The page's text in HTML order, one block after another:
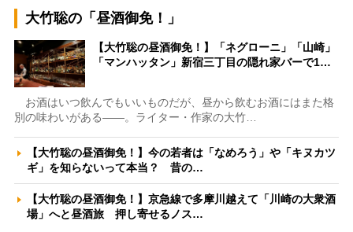
大竹聡の「昼酒御免！」
【大竹聡の昼酒御免！】「ネグローニ」「山崎」
「マンハッタン」新宿三丁目の隠れ家バーで1…
お酒はいつ飲んでもいいものだが、昼から飲むお酒にはまた格
別の味わいがある――。ライター・作家の大竹…
【大竹聡の昼酒御免！】今の若者は「なめろう」や「キヌカツ
ギ」を知らないって本当？ 昔の…
【大竹聡の昼酒御免！】京急線で多摩川越えて「川崎の大衆酒
場」へと昼酒旅 押し寄せるノス…